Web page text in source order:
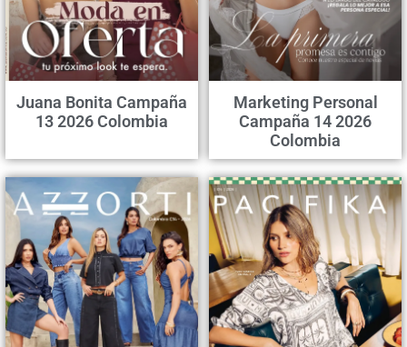
Juana Bonita Campaña
13 2026 Colombia
Marketing Personal
Campaña 14 2026
Colombia